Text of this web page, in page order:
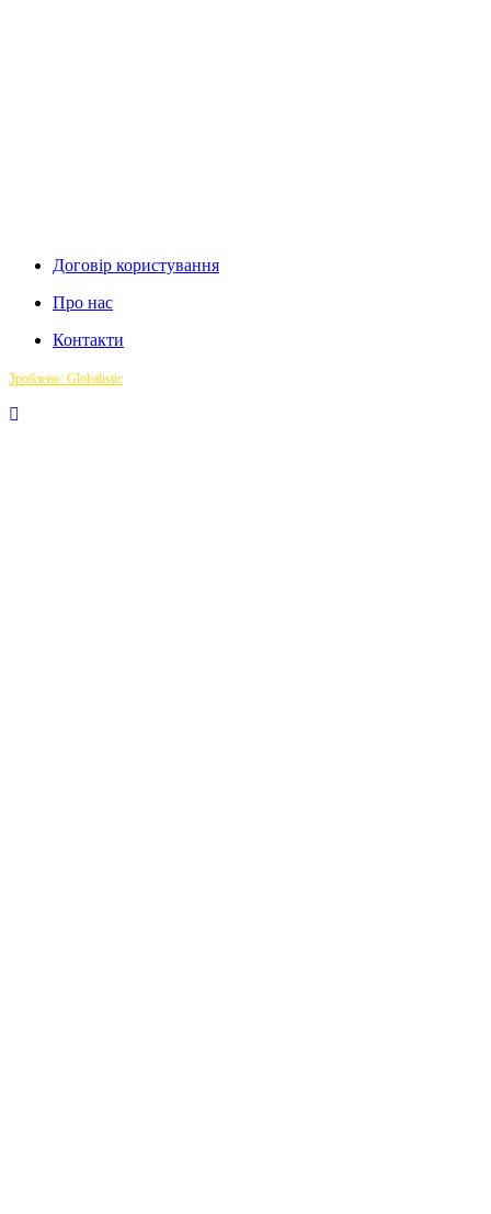
Договір користування
Про нас
Контакти
Зроблено: Globalistic